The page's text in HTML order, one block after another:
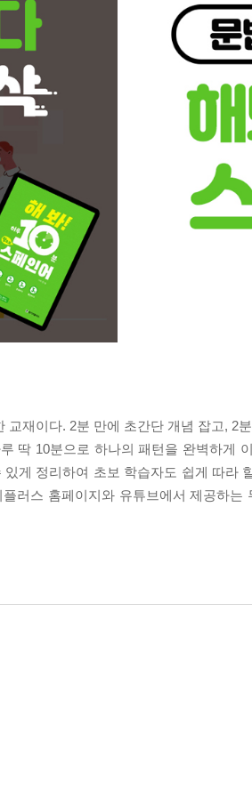
재이다. 2분 만에 초간단 개념 잡고, 2
딱 10분으로 하나의 패턴을 완벽하게
게 정리하여 초보 학습자도 쉽게 따라
러스 홈페이지와 유튜브에서 제공하는